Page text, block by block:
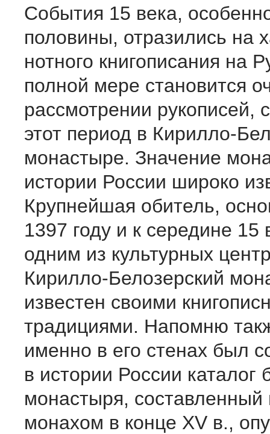
События 15 века,
половины, отразились на
нотного книгописания на
полной мере становится
рассмотрении рукописей,
этот период в Кирилло-
монастыре. Значение
истории России широко
Крупнейшая обитель,
1397 году и к середине 15
одним из культурных
Кирилло-Белозерский
известен своими
традициями. Напомню
именно в его стенах был
в истории России каталог
монастыря,
монахом в конце XV в.,